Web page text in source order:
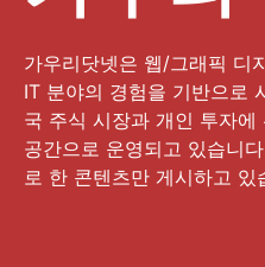
가우리닷넷은 웹/그래픽 디
IT 분야의 경험을 기반으로
국 주식 시장과 개인 투자
공간으로 운영되고 있습니
로 한 콘텐츠만 게시하고 있